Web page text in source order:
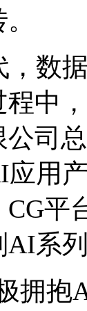
数
程中
司
用
CG
AI系
拥抱